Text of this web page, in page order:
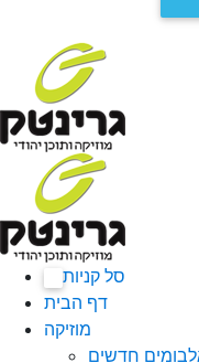
סל קניות
דף הבית
מוזיקה
חדשים